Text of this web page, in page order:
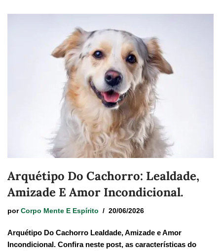
Arquétipo Do Cachorro: Lealdade,
Amizade E Amor Incondicional.
por Corpo Mente E Espírito 20/06/2026
Arquétipo Do Cachorro Lealdade, Amizade e Amor
Incondicional. Confira neste post, as características do